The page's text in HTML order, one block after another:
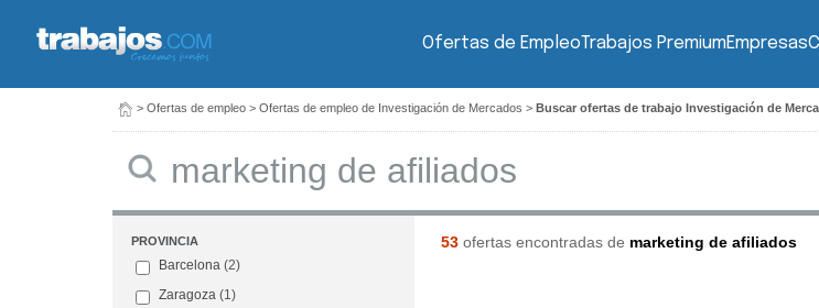
Ofertas de EmpleoTrabajos PremiumEmpresas
> Ofertas de empleo > Ofertas de empleo de Investigación de Mercados > Buscar ofertas de trabajo Investigación de
PROVINCIA
Barcelona (2)
Zaragoza (1)
53ofertas encontradas de marketing de afiliados